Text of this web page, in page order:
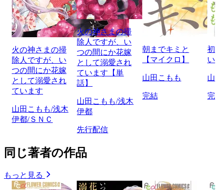
火の神さまの掃
除人ですが、い
つの間にか花嫁
として溺愛され
ています
山田こもも/浅木
伊都/ＳＮＣ
火の神さまの掃
除人ですが、い
つの間にか花嫁
として溺愛され
ています【単
話】
山田こもも/浅木
伊都
先行配信
朝までキミと
【マイクロ】
山田こもも
完結
初
い
山
完
同じ著者の作品
もっと見る